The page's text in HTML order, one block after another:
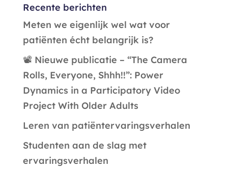
Recente berichten
Meten we eigenlijk wel wat voor
patiënten écht belangrijk is?
📽️ Nieuwe publicatie – “The Camera
Rolls, Everyone, Shhh!!”: Power
Dynamics in a Participatory Video
Project With Older Adults
Leren van patiëntervaringsverhalen
Studenten aan de slag met
ervaringsverhalen